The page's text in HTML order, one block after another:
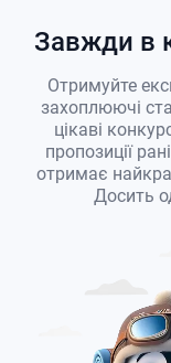
Завжди в
Отримуйте
захоплюючі
цікаві
пропозиції
отримає
Досить